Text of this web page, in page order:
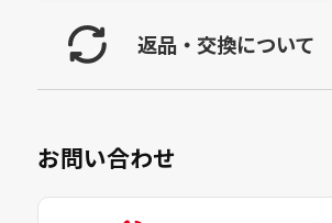
返品・交換について
お問い合わせ